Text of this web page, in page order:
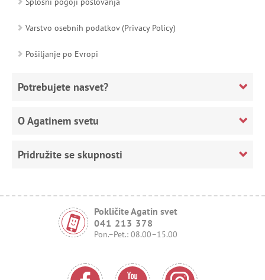
Varstvo osebnih podatkov (Privacy Policy)
Pošiljanje po Evropi
Potrebujete nasvet?
O Agatinem svetu
Pridružite se skupnosti
Pokličite Agatin svet
041 213 378
Pon.–Pet.: 08.00–15.00